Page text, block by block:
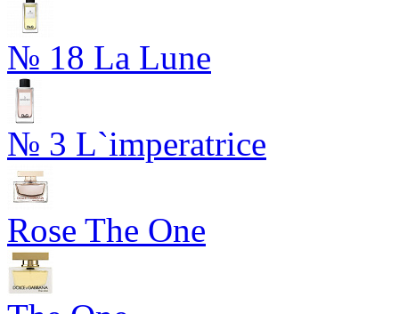
№ 18 La Lune
№ 3 L`imperatrice
Rose The One